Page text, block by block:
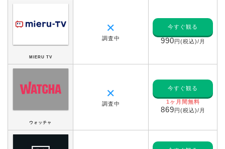
MIERU TV
✕
調査中
今すぐ観る
990円(税込)/月
ウォッチャ
✕
調査中
今すぐ観る
1ヶ月間無料
869円(税込)/月